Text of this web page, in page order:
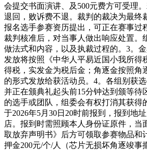
会提交书面演讲、及500元费方可受理
退回，败诉费不退。裁判的裁决为最终
报名选手参赛资历提出，可正在赛事过
裁判核准后，对当事人做出响应处置。
做法式和内容，以及执裁过程的。3。
发放将按照《中华人平易近国小我所得
得税，实发金为税后金；角逐金按照角
的形式发放给获活动员。4。各组别获
并正在颁典礼起头前15分钟达到颁等待
的选手或团队，组委会有权打消其获得
于2026年5月30日20时前报到，报到地
店。报到时需照顾本人身份证原件，当
取放弃声明书》后方可领取参赛物品和
押金200元/个/人（芯片无损坏角逐竣事